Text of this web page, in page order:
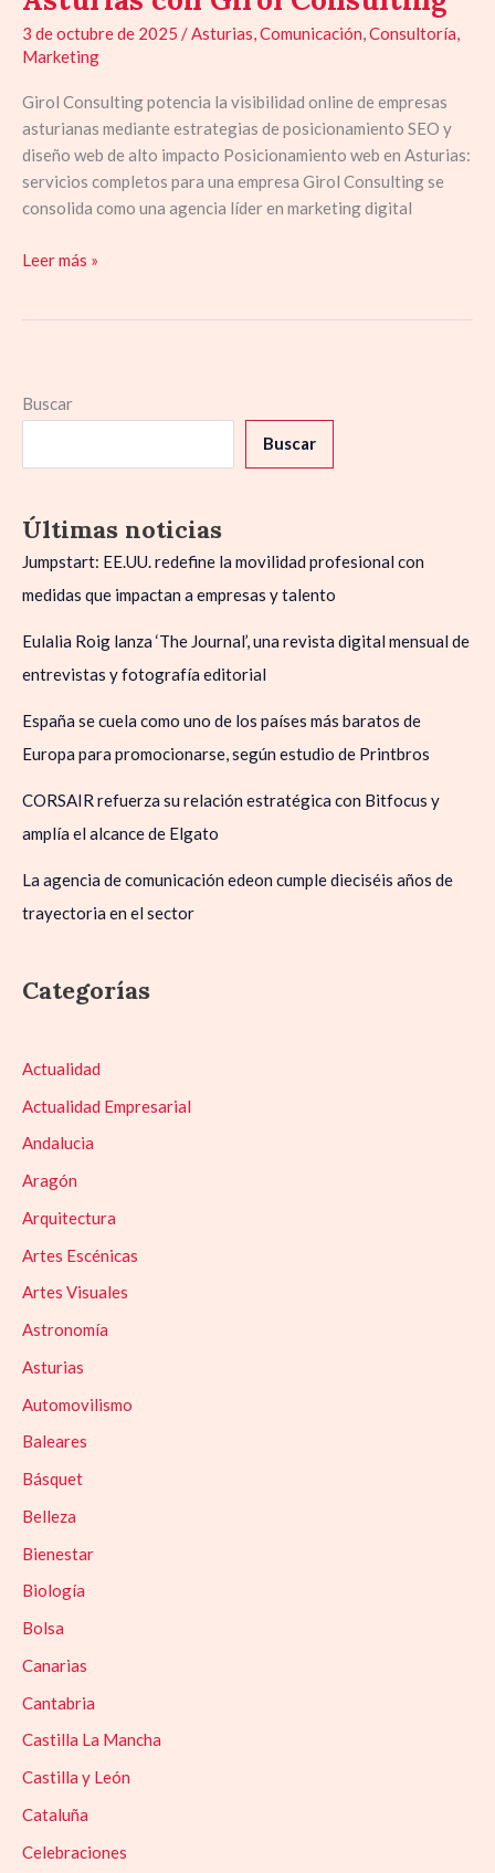
3 de octubre de 2025 /Asturias,Comunicación,Consultoría,
Marketing
Girol Consulting potencia la visibilidad online de empresas
asturianas mediante estrategias de posicionamiento SEO y
diseño web de alto impacto Posicionamiento web en Asturias:
servicios completos para una empresa Girol Consulting se
consolida como una agencia líder en marketing digital
Leer más »
Buscar
Buscar
Últimas noticias
Jumpstart: EE.UU. redefine la movilidad profesional con
medidas que impactan a empresas y talento
Eulalia Roig lanza ‘The Journal’, una revista digital mensual de
entrevistas y fotografía editorial
España se cuela como uno de los países más baratos de
Europa para promocionarse, según estudio de Printbros
CORSAIR refuerza su relación estratégica con Bitfocus y
amplía el alcance de Elgato
La agencia de comunicación edeon cumple dieciséis años de
trayectoria en el sector
Categorías
Actualidad
Actualidad Empresarial
Andalucia
Aragón
Arquitectura
Artes Escénicas
Artes Visuales
Astronomía
Asturias
Automovilismo
Baleares
Básquet
Belleza
Bienestar
Biología
Bolsa
Canarias
Cantabria
Castilla La Mancha
Castilla y León
Cataluña
Celebraciones